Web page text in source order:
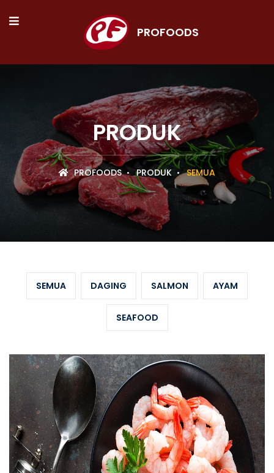
PROFOODS
PRODUK
PROFOODS PRODUK SEMUA
SEMUA DAGING SALMON AYAM
SEAFOOD